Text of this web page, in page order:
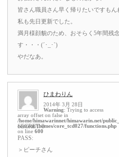
皆さん職員さん早く帰りたいですも
私も先日更新でした。
満月様顔貌のため、おそらく5年間残
す・・・(´･_･`)
やだなあ。
ひまわりん
2014年 3月 28日
Warning: Trying to access
array offset on false in
/home/himawarinnet/himawarin.net/
content/themes/core_tcd027/functions.php
on line 600
SECRET: 0
PASS:
＞ピーチさん